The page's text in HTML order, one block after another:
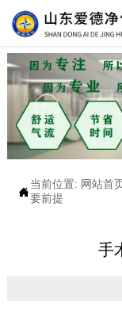

当前位置: 网站首页
要前提
手